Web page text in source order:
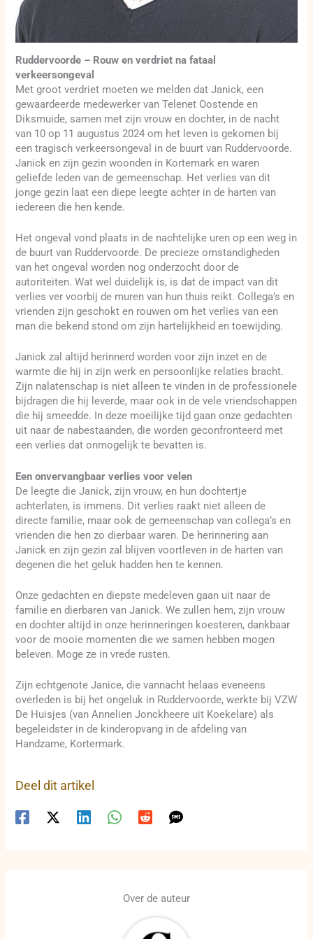
Ruddervoorde – Rouw en verdriet na fataal
verkeersongeval
Met groot verdriet moeten we melden dat Janick, een
gewaardeerde medewerker van Telenet Oostende en
Diksmuide, samen met zijn vrouw en dochter, in de nacht
van 10 op 11 augustus 2024 om het leven is gekomen bij
een tragisch verkeersongeval in de buurt van Ruddervoorde.
Janick en zijn gezin woonden in Kortemark en waren
geliefde leden van de gemeenschap. Het verlies van dit
jonge gezin laat een diepe leegte achter in de harten van
iedereen die hen kende.
Het ongeval vond plaats in de nachtelijke uren op een weg in
de buurt van Ruddervoorde. De precieze omstandigheden
van het ongeval worden nog onderzocht door de
autoriteiten. Wat wel duidelijk is, is dat de impact van dit
verlies ver voorbij de muren van hun thuis reikt. Collega’s en
vrienden zijn geschokt en rouwen om het verlies van een
man die bekend stond om zijn hartelijkheid en toewijding.
Janick zal altijd herinnerd worden voor zijn inzet en de
warmte die hij in zijn werk en persoonlijke relaties bracht.
Zijn nalatenschap is niet alleen te vinden in de professionele
bijdragen die hij leverde, maar ook in de vele vriendschappen
die hij smeedde. In deze moeilijke tijd gaan onze gedachten
uit naar de nabestaanden, die worden geconfronteerd met
een verlies dat onmogelijk te bevatten is.
Een onvervangbaar verlies voor velen
De leegte die Janick, zijn vrouw, en hun dochtertje
achterlaten, is immens. Dit verlies raakt niet alleen de
directe familie, maar ook de gemeenschap van collega’s en
vrienden die hen zo dierbaar waren. De herinnering aan
Janick en zijn gezin zal blijven voortleven in de harten van
degenen die het geluk hadden hen te kennen.
Onze gedachten en diepste medeleven gaan uit naar de
familie en dierbaren van Janick. We zullen hem, zijn vrouw
en dochter altijd in onze herinneringen koesteren, dankbaar
voor de mooie momenten die we samen hebben mogen
beleven. Moge ze in vrede rusten.
Zijn echtgenote Janice, die vannacht helaas eveneens
overleden is bij het ongeluk in Ruddervoorde, werkte bij VZW
De Huisjes (van Annelien Jonckheere uit Koekelare) als
begeleidster in de kinderopvang in de afdeling van
Handzame, Kortermark.
Deel dit artikel
Over de auteur